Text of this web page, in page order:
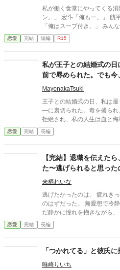
私が働く食堂にやってくる消防士さんたち
ン。」 宏斗「俺もー。」 航平「俺、から揚げつけてー。」 優弥
「俺はスープ付き。」 みんなガタイがよく、男前。 ひなた「はー
いっ。ちょっと待ってくださいねーっ。」 慌
ると、私の仕事は終わる。 終わった後、私は行かなきゃいけない
ー。」 保育園に迎えに行かなきゃいけない子、『太陽』。 私は子
供と一緒に・・・暮らしてる。 ーーーーーーーーーーーー
ー 翔馬「おいおい嘘だろ？」 宏斗「子供・・・いたんだ・・。」
航平「いくつん時の子だよ・・・・。」 優弥「
消防署で開かれたお祭りに連れて行っ
た一人の消防士さんが・・・私に言った。
い。・・・太陽の『パパ』になる。」 「俺
だ。・・・絶対振り向かせるから
くる内容は、全て想像の世
いただ
恋愛 完結 短編 R15
私が王子との結婚式の
前で辱められた。でも
来た。
MayonakaTsuki
王子との結婚式の日、私は
―に裏切られた。毒を盛られ
拒絶され、私の人生は血と
思えた。しかし、死が私を
―私は同じ回廊で、祭壇の前
得た私は、ただ一つの使命
ものを取り戻し、私を破滅
もはや、何も以前のままでは
恋愛 完結 長編
【完結】退職を伝えた
た〜逃げられると思っ
来栖れいな
逃げたかったのは、 疲れき
のはずだった。 無愛想で冷静な上司・東條崇雅。 その背中に、た
だ静かに憧れを抱きながら
に限界を感じて、私は退職を申し出た。 けれ
の態度は変わり始めた。 苦手な仕事から外され、 負担を減らさ
めない」 そんな言葉すらな
さが、私を縛りつけていく。 これは愛？ それともただの執着？
じれじれと、甘く、不器用に
恋愛 完結 長編
「つかれてる」と彼氏
唯崎りいち